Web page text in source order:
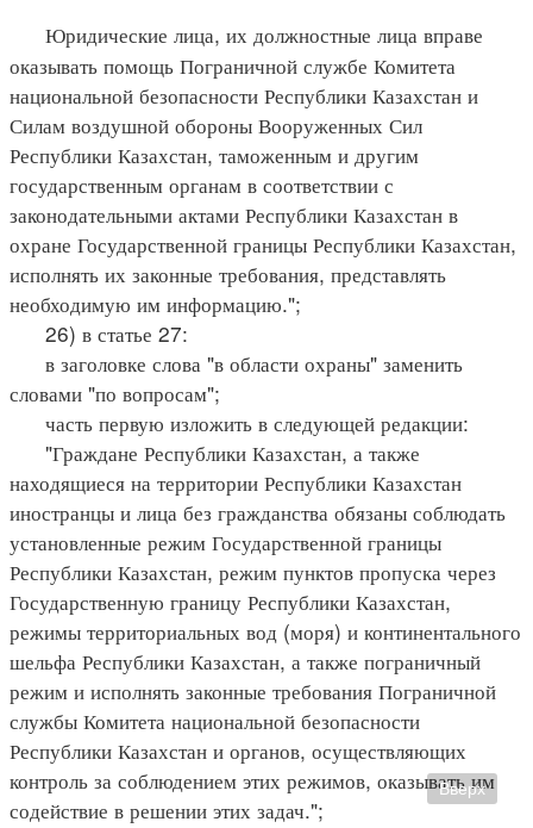
Юридические лица, их должностные лица вправе
оказывать помощь Пограничной службе Комитета
национальной безопасности Республики Казахстан и
Силам воздушной обороны Вооруженных Сил
Республики Казахстан, таможенным и другим
государственным органам в соответствии с
законодательными актами Республики Казахстан в
охране Государственной границы Республики Казахстан,
исполнять их законные требования, представлять
необходимую им информацию.";
26) в статье 27:
в заголовке слова "в области охраны" заменить
словами "по вопросам";
часть первую изложить в следующей редакции:
"Граждане Республики Казахстан, а также
находящиеся на территории Республики Казахстан
иностранцы и лица без гражданства обязаны соблюдать
установленные режим Государственной границы
Республики Казахстан, режим пунктов пропуска через
Государственную границу Республики Казахстан,
режимы территориальных вод (моря) и континентального
шельфа Республики Казахстан, а также пограничный
режим и исполнять законные требования Пограничной
службы Комитета национальной безопасности
Республики Казахстан и органов, осуществляющих
контроль за соблюдением этих режимов, оказывать им
содействие в решении этих задач.";
Вверх